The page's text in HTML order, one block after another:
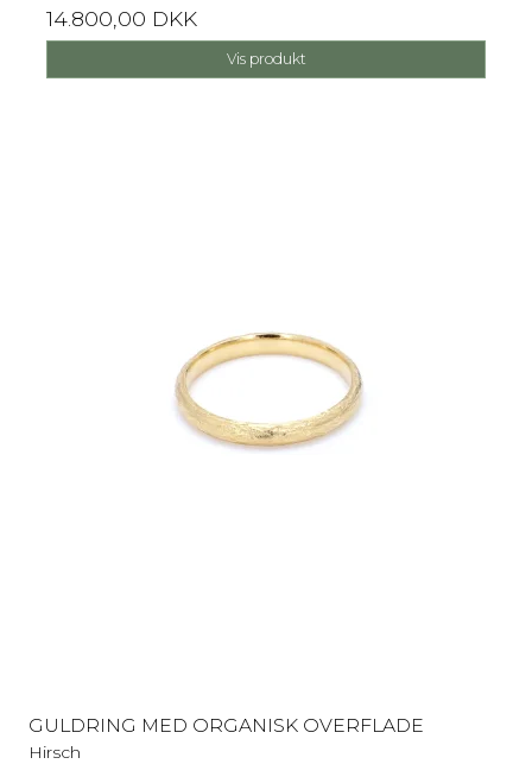
14.800,00 DKK
Vis produkt
GULDRING MED ORGANISK OVERFLADE
Hirsch